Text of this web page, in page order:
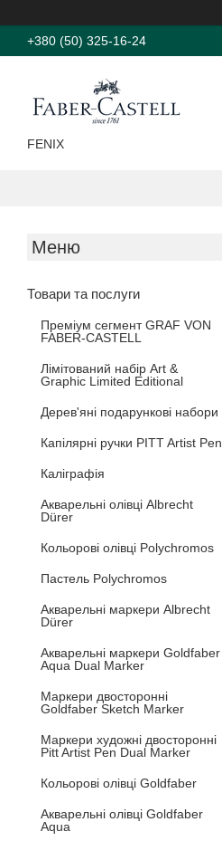
+380 (50) 325-16-24
FENIX
Товари та послуги
Преміум сегмент GRAF VON
FABER-CASTELL
Лімітований набір Art &
Graphic Limited Editional
Дерев'яні подарункові набори
Капілярні ручки PITT Artist Pen
Каліграфія
Акварельні олівці Albrecht
Dürer
Кольорові олівці Polychromos
Пастель Polychromos
Акварельні маркери Albrecht
Dürer
Акварельні маркери Goldfaber
Aqua Dual Marker
Маркери двосторонні
Goldfaber Sketch Marker
Маркери художні двосторонні
Pitt Artist Pen Dual Marker
Кольорові олівці Goldfaber
Акварельні олівці Goldfaber
Aqua